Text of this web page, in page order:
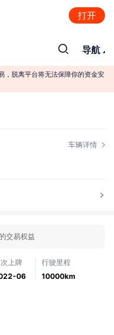
打开
导航
，脱离平台将无法保障你的资金安
车辆详情
交易权益
上牌
06
行驶里程
10000km